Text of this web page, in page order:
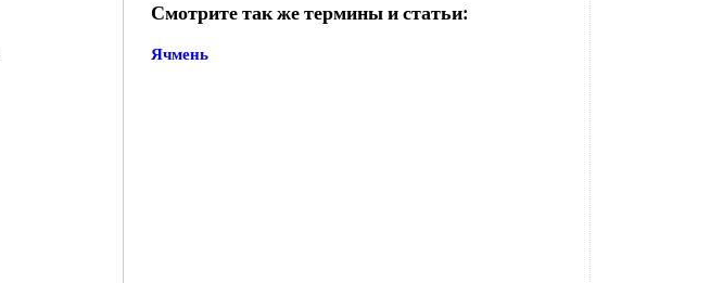
Смотрите так же термины и статьи:
Ячмень